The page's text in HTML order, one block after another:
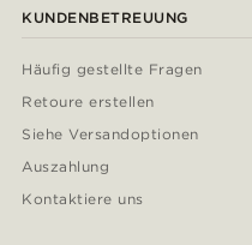
KUNDENBETREUUNG
Häufig gestellte Fragen
Retoure erstellen
Siehe Versandoptionen
Auszahlung
Kontaktiere uns